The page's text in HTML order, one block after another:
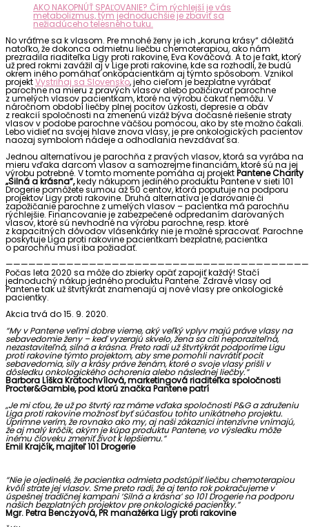
AKO NAKOPNÚŤ SPAĽOVANIE? Čím rýchlejší je vás
metabolizmus, tým jednoduchšie je zbaviť sa
nežiadúceho telesného tuku.
No vráťme sa k vlasom. Pre mnohé ženy je ich „koruna krásy“ dôležitá
natoľko, že dokonca odmietnu liečbu chemoterapiou, ako nám
prezradila riaditeľka Ligy proti rakovine, Eva Kováčová. A to je fakt, ktorý
už pred rokmi zavážil aj v Lige proti rakovine, kde sa rozhodli, že budú
okrem iného pomáhať onkopacientkám aj týmto spôsobom. Vznikol
projektVystrihaj sa Slovensko, jeho cieľom je bezplatne vyrábať
parochne na mieru z pravých vlasov alebo požičiavať parochne
z umelých vlasov pacientkam, ktoré na výrobu čakať nemôžu. V
náročnom období liečby plnej pocitov úzkosti, depresie a obáv
z reakcií spoločnosti na zmenenú vizáž býva dočasné riešenie straty
vlasov v podobe parochne väčšou pomocou, ako by ste možno čakali.
Lebo vidieť na svojej hlave znova vlasy, je pre onkologických pacientov
naozaj symbolom nádeje a odhodlania nevzdávať sa.
Jednou alternatívou je parochňa z pravých vlasov, ktorá sa vyrába na
mieru vďaka darcom vlasov a samozrejme financiám, ktoré sú na jej
výrobu potrebné. V tomto momente pomáha aj projektPantene Charity
„Silná a krásna“,kedy nákupom jediného produktu Pantene v sieti 101
Drogerie pomôžete sumou až 50 centov, ktorá poputuje na podporu
projektov Ligy proti rakovine. Druhá alternatíva je darovanie či
zapožičanie parochne z umelých vlasov – pacientka má parochňu
rýchlejšie. Financovanie je zabezpečené odpredaním darovaných
vlasov, ktoré sú nevhodné na výrobu parochne, resp. ktoré
z kapacitných dôvodov vlásenkárky nie je možné spracovať. Parochne
poskytuje Liga proti rakovine pacientkam bezplatne, pacientka
o parochňu musí iba požiadať.
Počas leta 2020 sa môže do zbierky opäť zapojiť každý! Stačí
jednoduchý nákup jedného produktu Pantene. Zdravé vlasy od
Pantene tak už štvrtýkrát znamenajú aj nové vlasy pre onkologické
pacientky.
Akcia trvá do 15. 9. 2020.
“My v Pantene veľmi dobre vieme, aký veľký vplyv majú práve vlasy na
sebavedomie ženy – keď vyzerajú skvelo, žena sa cíti neporaziteľná,
nezastaviteľná, silná a krásna. Preto radi už štvrtýkrát podporíme Ligu
proti rakovine týmto projektom, aby sme pomohli navrátiť pocit
sebavedomia, sily a krásy práve ženám, ktoré o svoje vlasy prišli v
dôsledku onkologického ochorenia alebo následnej liečby.”
Barbora Líška Kratochvílová, marketingová riaditeľka spoločnosti
Procter&Gamble, pod ktorú značka Pantene patrí
„Je mi cťou, že už po štvrtý raz máme vďaka spoločnosti P&G a združeniu
Liga proti rakovine možnosť byť súčasťou tohto unikátneho projektu.
Úprimne verím, že rovnako ako my, aj naši zákazníci intenzívne vnímajú,
že aj malý krôčik, akým je kúpa produktu Pantene, vo výsledku môže
inému človeku zmeniť život k lepšiemu.“
Emil Krajčík, majiteľ 101 Drogerie
“Nie je ojedinelé, že pacientka odmieta podstúpiť liečbu chemoterapiou
kvôli strate jej vlasov. Sme preto radi, že aj tento rok pokračujeme v
úspešnej tradičnej kampani ‘Silná a krásna’ so 101 Drogerie na podporu
našich bezplatných projektov pre onkologické pacientky.”
Mgr. Petra Benczyová, PR manažérka Ligy proti rakovine